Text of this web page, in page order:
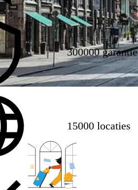
300000 garantie
15000 locaties